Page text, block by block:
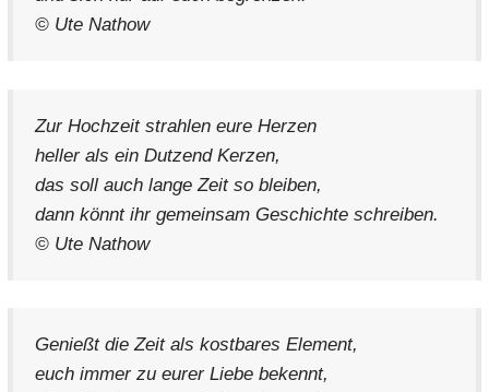
© Ute Nathow
Zur Hochzeit strahlen eure Herzen
heller als ein Dutzend Kerzen,
das soll auch lange Zeit so bleiben,
dann könnt ihr gemeinsam Geschichte schreiben.
© Ute Nathow
Genießt die Zeit als kostbares Element,
euch immer zu eurer Liebe bekennt,